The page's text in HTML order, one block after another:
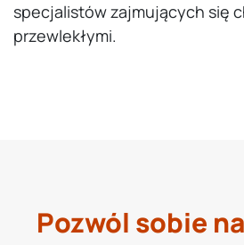
specjalistów zajmujących się
przewlekłymi.
Pozwól sobie